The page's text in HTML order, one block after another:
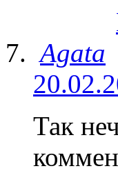
Agata
Так